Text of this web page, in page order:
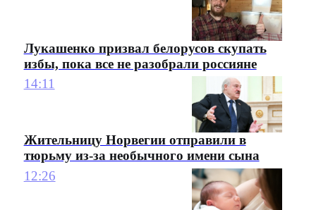
Лукашенко призвал белорусов скупать
избы, пока все не разобрали россияне
14:11
Жительницу Норвегии отправили в
тюрьму из-за необычного имени сына
12:26